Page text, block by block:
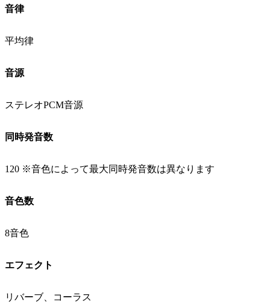
音律
平均律
音源
ステレオPCM音源
同時発音数
120 ※音色によって最大同時発音数は異なります
音色数
8音色
エフェクト
リバーブ、コーラス